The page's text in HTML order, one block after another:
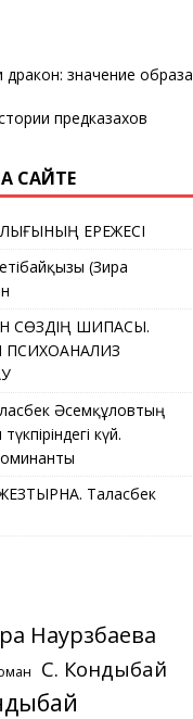
значение образа
предказахов
САЙТЕ
ЕРЕЖЕСІ
(Зира
СӨЗДІҢ ШИПАСЫ.
ПСИХОАНАЛИЗ
Әсемқұловтың
күй.
Таласбек
Наурзбаева
С. Кондыбай